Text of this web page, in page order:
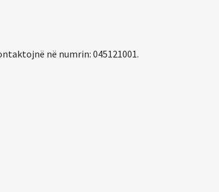
në numrin: 045121001.